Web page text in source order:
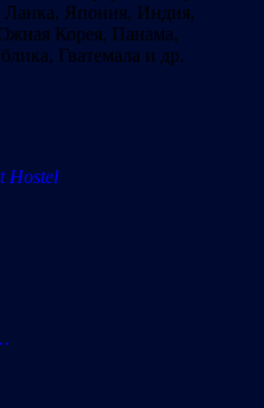
Япония, Индия,
Корея, Панама,
Гватемала и др.
Hostel